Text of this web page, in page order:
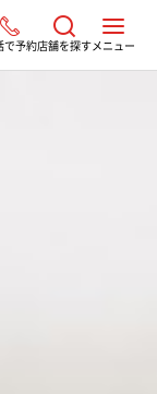
で予約店舗を探すメニュー